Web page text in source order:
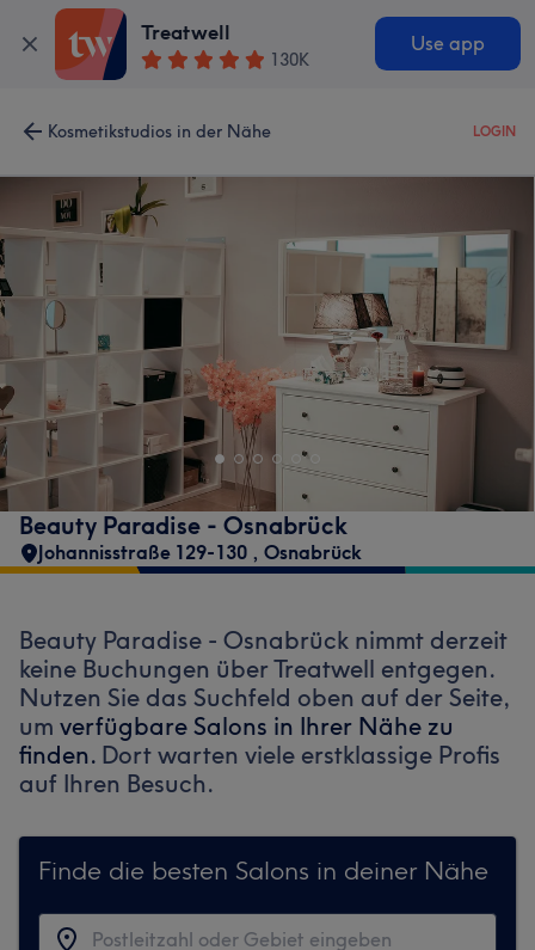
Treatwell
130K
Use app
Kosmetikstudios in der Nähe LOGIN
Beauty Paradise - Osnabrück
Johannisstraße 129-130 , Osnabrück
Beauty Paradise - Osnabrück nimmt derzeit
keine Buchungen über Treatwell entgegen.
Nutzen Sie das Suchfeld oben auf der Seite,
um verfügbare Salons in Ihrer Nähe zu
finden. Dort warten viele erstklassige Profis
auf Ihren Besuch.
Finde die besten Salons in deiner Nähe